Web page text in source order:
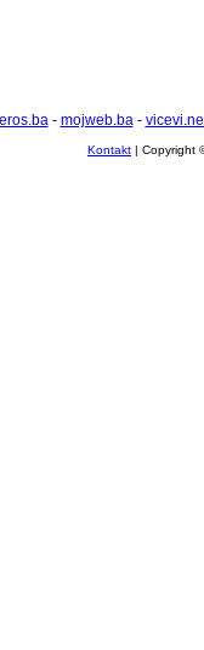
eros.ba- mojweb.ba-
Kontakt | Copyright